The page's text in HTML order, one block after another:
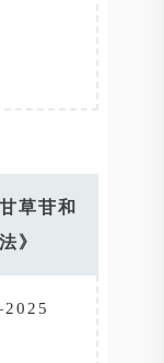
草苷和
》